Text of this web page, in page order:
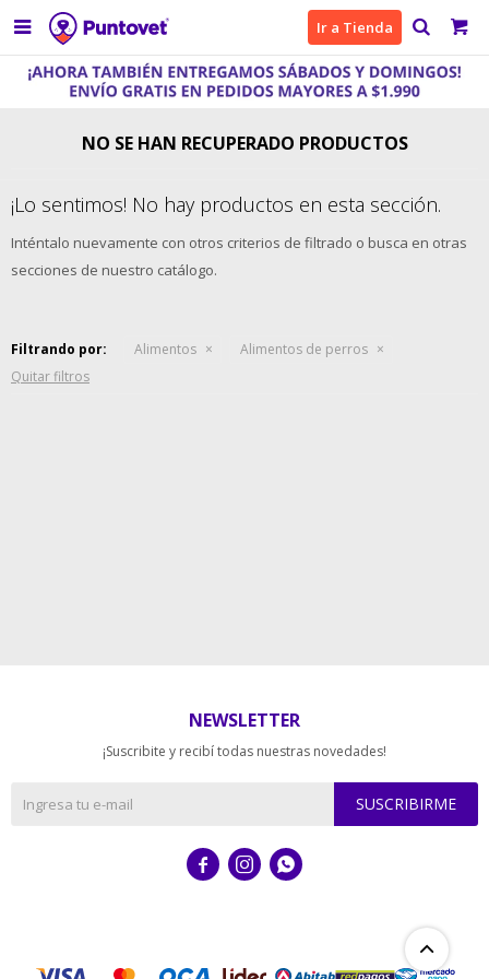
 Ir a Tienda
NO SE HAN RECUPERADO PRODUCTOS
¡Lo sentimos! No hay productos en esta sección.
Inténtalo nuevamente con otros criterios de filtrado o busca en otras
secciones de nuestro catálogo.
Filtrando por: Alimentos
Alimentos de perros
Quitar filtros
NEWSLETTER
¡Suscribite y recibí todas nuestras novedades!
SUSCRIBIRME
  